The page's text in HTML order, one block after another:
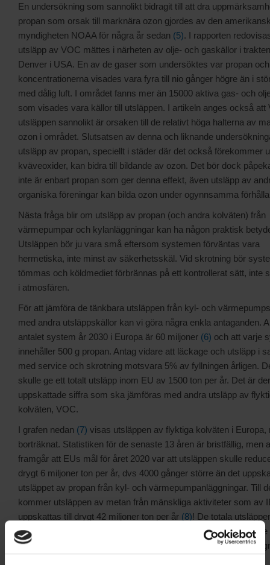
En undersökning som sannolikt bidragit till att dra
propan som orsak till marknära ozon gjordes av den
myndigheten NOAA för några år sedan (5). I rapporten
utsläpp av VOC mättes i närheten av olje- och gaskällor i
Denver i USA. En av de gaser som undersöktes var propan och
koncentrationerna visades vara fyra till nio gånger högre än i
med dålig luft. I området fanns mer än 15000 aktiva gas- och
som visades vara källor till utsläppen. I artikeln anges också att
utsläppen sannolikt är orsaken till de relativt höga halterna av
ozon i området. Slutsatsen av denna och liknande
utsläpp av propan, speciellt i städer där det också förekommer
kväveoxider, kan bidra till bildande av ozon. Det bör dock
inte är enbart propan som ger denna effekt, även utsläpp av
organiska föreningar kan bilda ozon under ogynnsamma
Nästa fråga blir om utsläpp av propan (och andra kolväten) från
värmepumpar och kylanläggningar kan ha någon praktisk
Utsläppen bör ju vara små eftersom systemen förväntas vara
hermetiska, inte minst av säkerhetsskäl. Vid skrotning bör
tömmas och köldmediet förbrännas på ett kontrollerat sätt, inte
i atmosfären.
För att jämföra de tänkbara utsläppen från kyl- och
med andra utsläppskällor kan vi göra några enkla antaganden.
antalet system år 2030 i Europa är 60 miljoner (6) och att varje
innehåller 500 g propan. Antag vidare att läckage och utsläpp i
med service och skrotning motsvara 5% av fyllningen årligen.
skulle ge ett totalt utsläpp inom EU av 1500 ton per år. Det är
uppskattade siffra som ska jämföras med andra utsläpp av
kolväten, VOC.
I grafen nedan (7) visas utsläppen av flyktiga kolväten i Europa,
borträknat. Statistiken för de senaste 13 åren är bristfällig, men
framgår att EUs mål för året 2020 var att utsläppen skulle
drygt 6 miljoner ton per år, dvs 4000 gånger större än det
utsläppet av propan från kyl- och värmepumpanläggningar. Till
kommer utsläppen av metan från mänskliga aktiviteter som av
uppskattas till drygt 42 miljoner ton per år (8)! De totala
i Europa är alltså närmare 50 miljoner ton per år, jämfört med de
som skulle kunna bli resultatet om vi hade 60 miljoner